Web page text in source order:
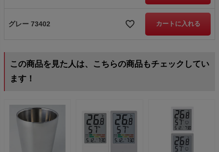
グレー 73402 カートに入れる
この商品を見た人は、こちらの商品もチェックしてい
ます！